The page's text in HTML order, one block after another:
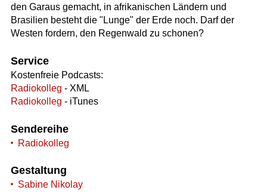
den Garaus gemacht, in afrikanischen Ländern und
Brasilien besteht die "Lunge" der Erde noch. Darf der
Westen fordern, den Regenwald zu schonen?
Service
Kostenfreie Podcasts:
Radiokolleg - XML
Radiokolleg - iTunes
Sendereihe
Radiokolleg
Gestaltung
Sabine Nikolay